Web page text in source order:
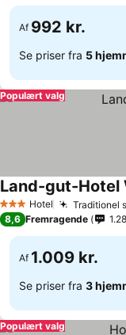
Af 992 kr.
Se priser fra 5
Populært valg
3 StjernerHotel Traditionel
Land-gut-Hotel
8,6 Fremragende
Af 1.009 kr.
Se priser fra 3
Populært valg